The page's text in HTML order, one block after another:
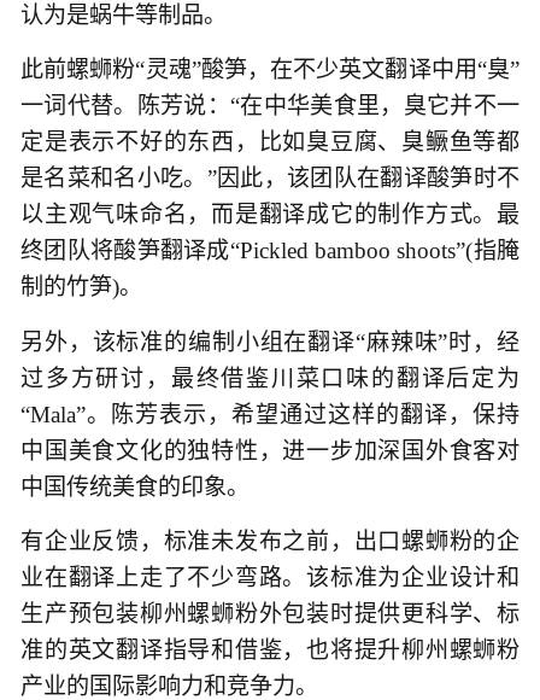
认为是蜗牛等制品。
此前螺蛳粉“灵魂”酸笋，在不少英文翻译中用“臭”
一词代替。陈芳说：“在中华美食里，臭它并不一
定是表示不好的东西，比如臭豆腐、臭鳜鱼等都
是名菜和名小吃。”因此，该团队在翻译酸笋时不
以主观气味命名，而是翻译成它的制作方式。最
终团队将酸笋翻译成“Pickled bamboo shoots”(指腌
制的竹笋)。
另外，该标准的编制小组在翻译“麻辣味”时，经
过多方研讨，最终借鉴川菜口味的翻译后定为
“Mala”。陈芳表示，希望通过这样的翻译，保持
中国美食文化的独特性，进一步加深国外食客对
中国传统美食的印象。
有企业反馈，标准未发布之前，出口螺蛳粉的企
业在翻译上走了不少弯路。该标准为企业设计和
生产预包装柳州螺蛳粉外包装时提供更科学、标
准的英文翻译指导和借鉴，也将提升柳州螺蛳粉
产业的国际影响力和竞争力。